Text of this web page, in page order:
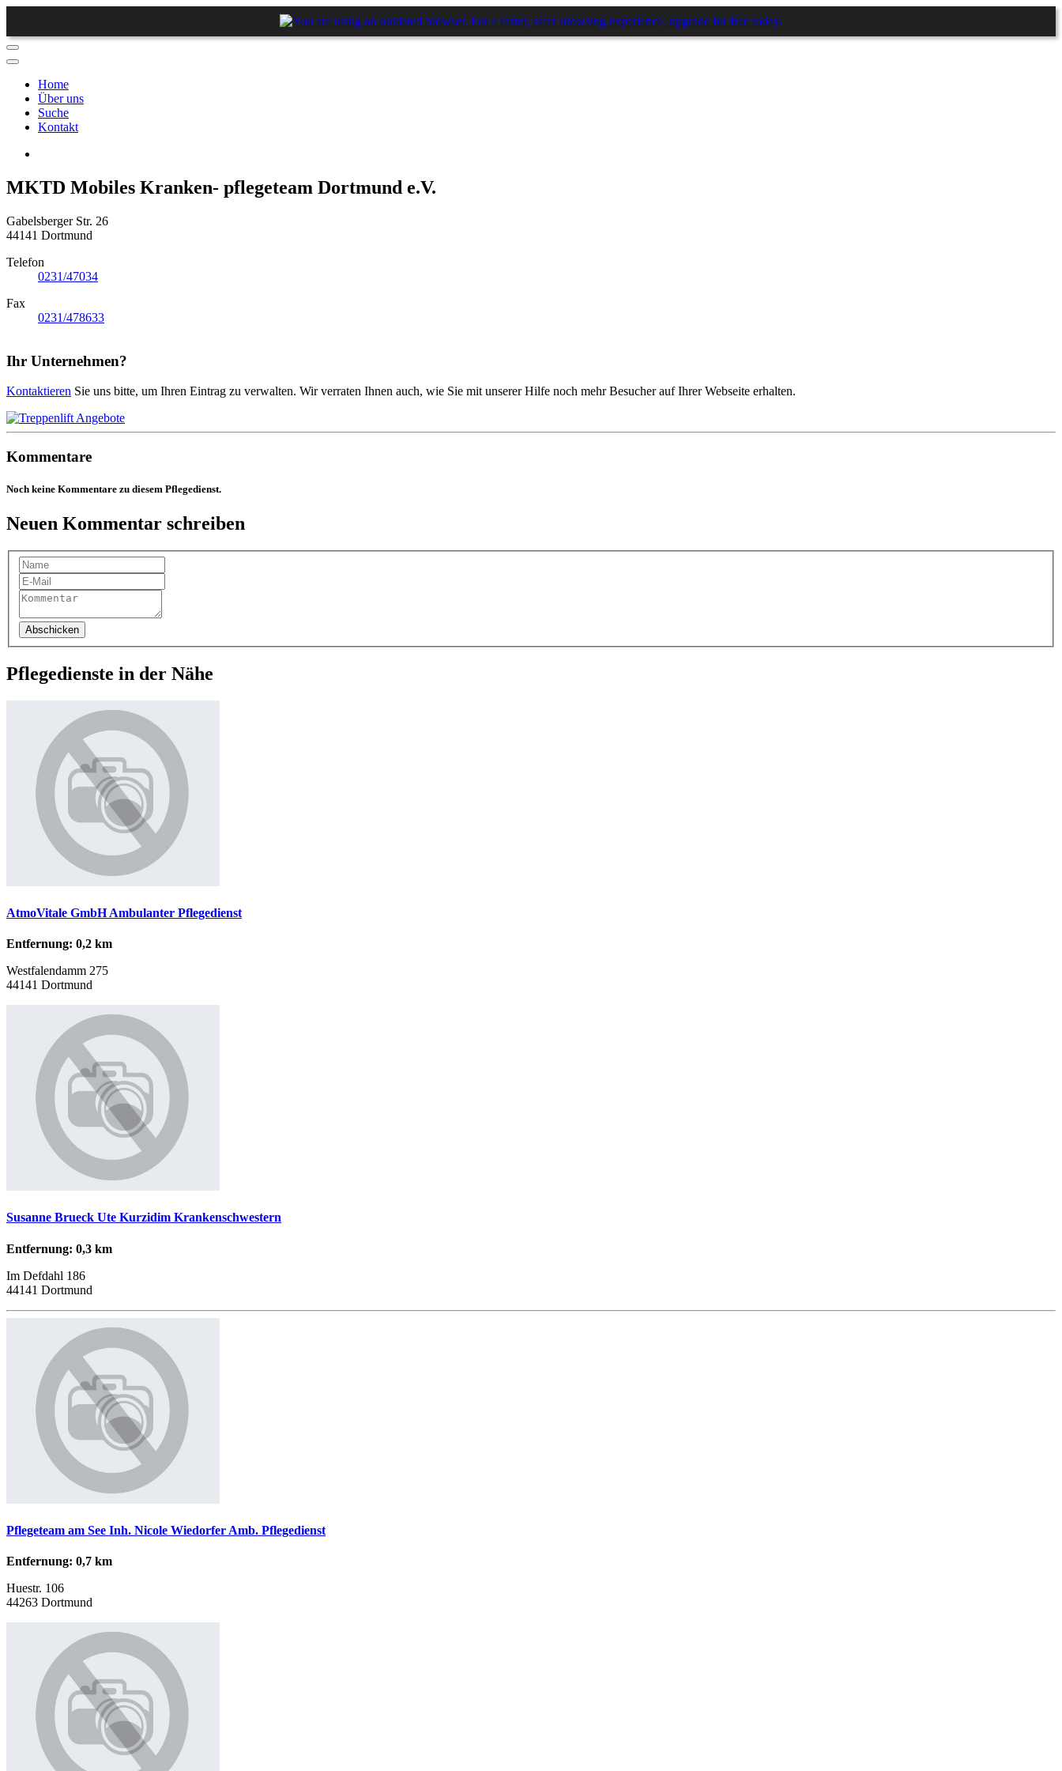
Home
Über uns
Suche
Kontakt
MKTD Mobiles Kranken- pflegeteam Dortmund e.V.
Gabelsberger Str. 26
44141 Dortmund
Telefon
0231/47034
Fax
0231/478633
Ihr Unternehmen?
Kontaktieren Sie uns bitte, um Ihren Eintrag zu verwalten. Wir verraten Ihnen auch, wie Sie mit unserer Hilfe noch mehr Besucher auf Ihrer Webseite erhalten.
Kommentare
Noch keine Kommentare zu diesem Pflegedienst.
Neuen Kommentar schreiben
Abschicken
Pflegedienste in der Nähe
AtmoVitale GmbH Ambulanter Pflegedienst
Entfernung: 0,2 km
Westfalendamm 275
44141 Dortmund
Susanne Brueck Ute Kurzidim Krankenschwestern
Entfernung: 0,3 km
Im Defdahl 186
44141 Dortmund
Pflegeteam am See Inh. Nicole Wiedorfer Amb. Pflegedienst
Entfernung: 0,7 km
Huestr. 106
44263 Dortmund